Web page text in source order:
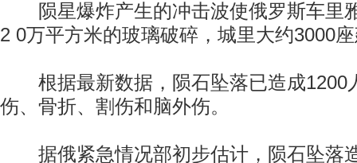
陨星爆炸产生的冲击波使俄罗斯车里
2 0万平方米的玻璃破碎，城里大约3000
根据最新数据，陨石坠落已造成1200
伤、骨折、割伤和脑外伤。
据俄紧急情况部初步估计，陨石坠落